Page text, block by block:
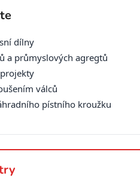
dílny
a průmyslových agregtů
válců
pístního kroužku